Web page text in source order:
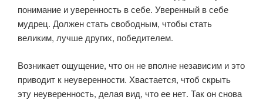
понимание и уверенность в себе. Уверенный в себе
мудрец. Должен стать свободным, чтобы стать
великим, лучше других, победителем.
Возникает ощущение, что он не вполне независим и это
приводит к неуверенности. Хвастается, чтоб скрыть
эту неуверенность, делая вид, что ее нет. Так он снова